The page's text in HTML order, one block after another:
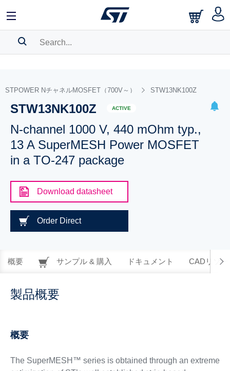
BOOKMARK
Pleaselog into show your saved searches.
STPOWER NチャネルMOSFET（700V～） STW13NK100Z
STW13NK100Z ACTIVE
N-channel 1000 V, 440 mOhm typ.,
13 A SuperMESH Power MOSFET
in a TO-247 package
Download datasheet
Order Direct
概要 サンプル & 購入 ドキュメント CADリソー
製品概要
概要
The SuperMESH™ series is obtained through an extreme